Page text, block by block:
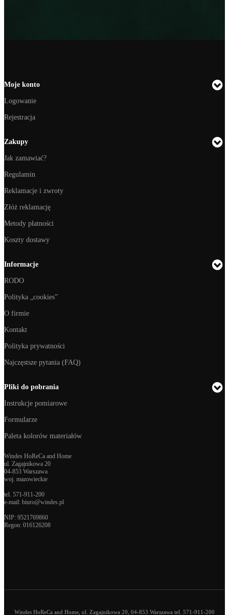
Moje konto
Logowanie
Rejestracja
Zakupy
Jak zamawiać?
Regulamin
Reklamacje i zwroty
Złóż reklamację
Metody płatności
Koszty dostawy
Informacje
RODO
Polityka „cookies”
O firmie
Kontakt
Polityka prywatności
Najczęstsze pytania (FAQ)
Pliki do pobrania
Instrukcje pomiarowe
Formularze
Paleta kolorów materiałów
Windes HoReCa and Home
ul. Zagajnikowa 20
04-853 Warszawa
woj. mazowieckie
tel. 571-911-200
e-mail: biuro@windes.pl
NIP: 9521769860
Regon: 016126208
Windes HoReCa and Home, ul. Zagajnikowa 20, 04-853 Warszawa tel. 571-911-200